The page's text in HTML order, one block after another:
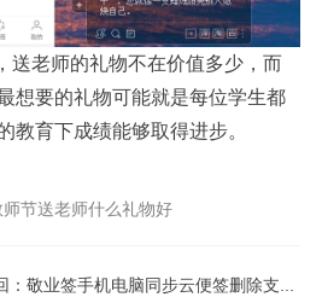
送老师的礼物不在价值多少，而
想要的礼物可能就是每位学生都
教育下成绩能够取得进步。
师节送老师什么礼物好
业签手机电脑同步云便签删除支持找回恢复